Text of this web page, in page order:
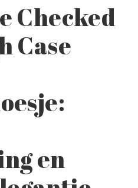
Checked
Case
en